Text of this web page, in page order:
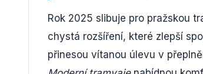
Rok 2025 slibuje pro pražskou
chystá rozšíření, které zlepší
přinesou vítanou úlevu v